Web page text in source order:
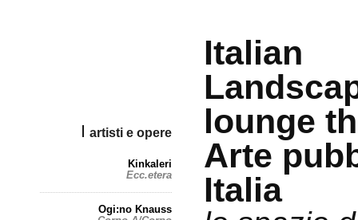
artisti e opere
Kinkaleri
Ecc.etera
Ogi:no Knauss
Italian
lounge
Arte
Italia